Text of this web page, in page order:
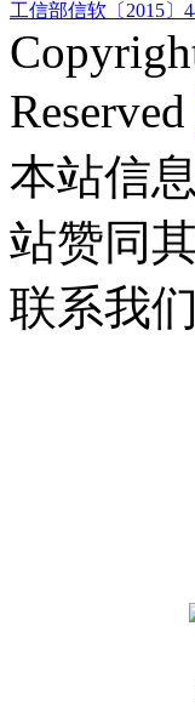
工信部信软〔2015〕
Reserved
本站信
站赞同
联系我们